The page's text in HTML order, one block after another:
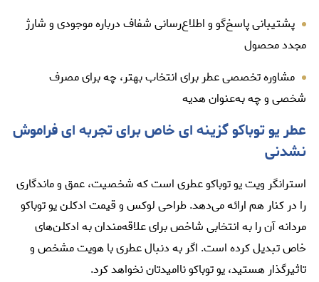
پشتیبانی پاسخ‌گو و اطلاع‌رسانی شفاف درباره موجودی و شارژ
مجدد محصول
مشاوره تخصصی عطر برای انتخاب بهتر، چه برای مصرف
شخصی و چه به‌عنوان هدیه
عطر یو توباکو گزینه‌ ای خاص برای تجربه ‌ای فراموش
‌نشدنی
استرانگر ویت یو توباکو عطری است که شخصیت، عمق و ماندگاری
را در کنار هم ارائه می‌دهد. طراحی لوکس و قیمت ادکلن یو توباکو
مردانه آن را به انتخابی شاخص برای علاقه‌مندان به ادکلن‌های
خاص تبدیل کرده است. اگر به دنبال عطری با هویت مشخص و
تاثیرگذار هستید، یو توباکو ناامیدتان نخواهد کرد.